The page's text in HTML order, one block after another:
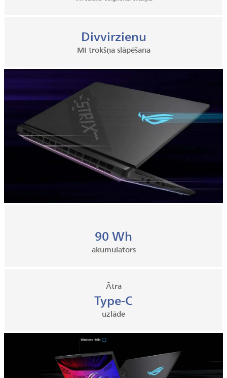
Divvirzienu
MI trokšņa slāpēšana
90 Wh
akumulators
Ātrā
Type-C
uzlāde